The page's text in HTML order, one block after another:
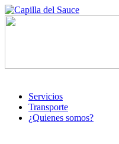
Servicios
Transporte
¿Quienes somos?